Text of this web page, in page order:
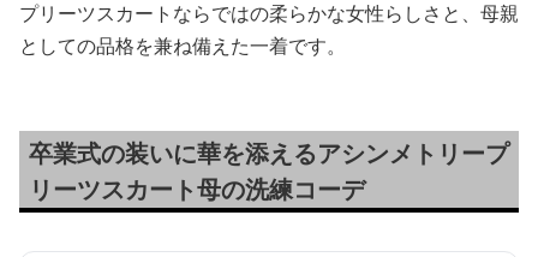
プリーツスカートならではの柔らかな女性らしさと、母親
としての品格を兼ね備えた一着です。
卒業式の装いに華を添えるアシンメトリープ
リーツスカート母の洗練コーデ